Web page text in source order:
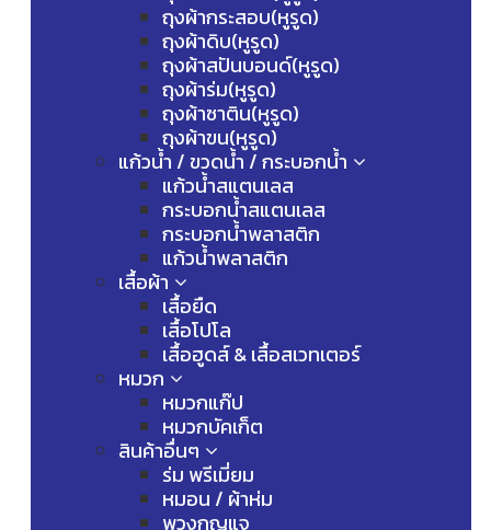
ถุงผ้ากระสอบ(หูรูด)
ถุงผ้าดิบ(หูรูด)
ถุงผ้าสปันบอนด์(หูรูด)
ถุงผ้าร่ม(หูรูด)
ถุงผ้าซาติน(หูรูด)
ถุงผ้าขน(หูรูด)
แก้วน้ำ / ขวดน้ำ / กระบอกน้ำ
แก้วน้ำสแตนเลส
กระบอกน้ำสแตนเลส
กระบอกน้ำพลาสติก
แก้วน้ำพลาสติก
เสื้อผ้า
เสื้อยืด
เสื้อโปโล
เสื้อฮูดส์ & เสื้อสเวทเตอร์
หมวก
หมวกแก๊ป
หมวกบัคเก็ต
สินค้าอื่นๆ
ร่ม พรีเมี่ยม
หมอน / ผ้าห่ม
พวงกุญแจ